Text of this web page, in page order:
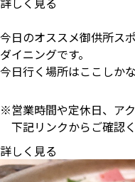
今日のオススメ御供所ス
ダイニングです。
今日行く場所はここしか
営業時間や定休日、ア
下記リンクからご確認く
詳しく見る